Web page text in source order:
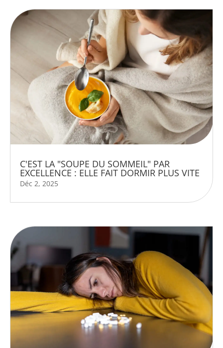
C'EST LA "SOUPE DU SOMMEIL" PAR
EXCELLENCE : ELLE FAIT DORMIR PLUS VITE
Déc 2, 2025